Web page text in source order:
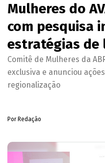
Mulheres do
com pesquisa
estratégias de
Comitê de Mulheres da
exclusiva e anunciou
regionalização
Por Redação